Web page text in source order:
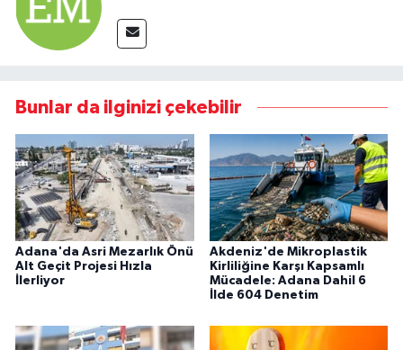
Bunlar da ilginizi çekebilir
Adana'da Asri Mezarlık Önü
Alt Geçit Projesi Hızla
İlerliyor
Akdeniz'de Mikroplastik
Kirliliğine Karşı Kapsamlı
Mücadele: Adana Dahil 6
İlde 604 Denetim